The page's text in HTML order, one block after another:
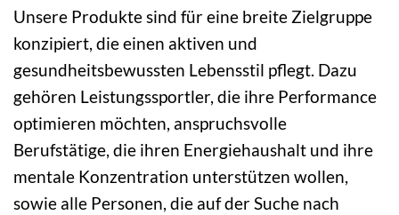
Unsere Produkte sind für eine breite Zielgruppe
konzipiert, die einen aktiven und
gesundheitsbewussten Lebensstil pflegt. Dazu
gehören Leistungssportler, die ihre Performance
optimieren möchten, anspruchsvolle
Berufstätige, die ihren Energiehaushalt und ihre
mentale Konzentration unterstützen wollen,
sowie alle Personen, die auf der Suche nach